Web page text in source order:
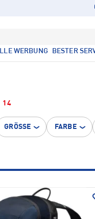
WERBUNG BESTER
14
GRÖSSE FARBE